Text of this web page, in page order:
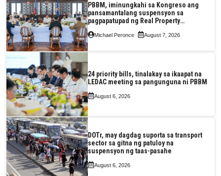
PBBM, iminungkahi sa Kongreso ang
pansamantalang suspensyon sa
pagpapatupad ng Real Property
Valuation and Assessment Reform Act
Michael Peronce August 7, 2026
24 priority bills, tinalakay sa ikaapat na
LEDAC meeting sa pangunguna ni PBBM
August 6, 2026
DOTr, may dagdag suporta sa transport
sector sa gitna ng patuloy na
suspensyon ng taas-pasahe
August 6, 2026